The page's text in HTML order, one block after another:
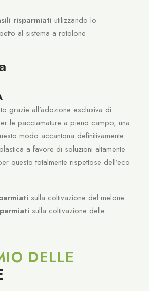
DELLE
risparmiati utilizzando lo
al sistema a rotolone
grazie all’adozione esclusiva di
le pacciamature a pieno campo, una
modo accantona definitivamente
a favore di soluzioni altamente
questo totalmente rispettose dell’eco
sulla coltivazione del melone
sulla coltivazione delle